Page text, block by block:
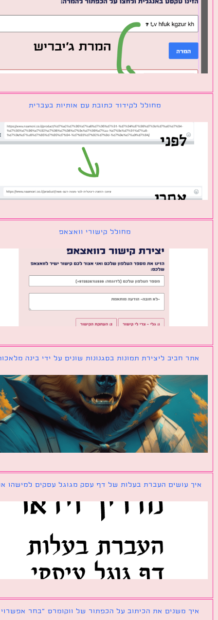
מחולל לקידוד כתובת עם אותיות בעברית
מחולל קישורי וואצאפ
חביב ליצירת תמונות בסגנונות שונים על ידי בינה מלאכותית
עושים העברת בעלות של דף עסק מגוגל עסקים למישהו אחר?
משנים את הכיתוב על הכפתור של ווקומרס ״בחר אפשרויות״